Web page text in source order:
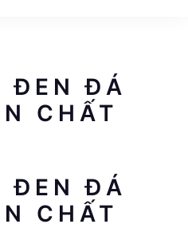
ĐEN ĐÁ
CHẤT
ĐEN ĐÁ
CHẤT